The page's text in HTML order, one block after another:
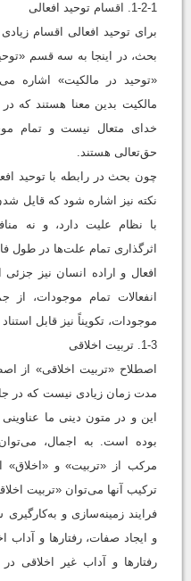
1-2-1. اقسام توحید افعالی
برای توحید افعالی اقسام
بحث، در اینجا به سه قسم
«توحید در مالکیت» اشاره
مالکیت بدین معنا هستند که
خدای متعال نیست و تمام
حق‌تعالی هستند.
چون بحث در رابطه با توحید
نکته نیز اشاره شود که قایل
با نظام علیت دارد، و نه
اثرگذاری تمام علت‌ها در طول
افعال و اراده انسان نیز
انفعالات تمام موجودات،
موجودات، تکویناً نیز قابل
1-3. تربیت اخلاقی
اصطلاح «تربیت اخلاقی» از
مدت زمان زیادی نیست که در
این و در متون دینی ما
بوده است. به اجمال،
مرکب از «تربیت» و
ترکیب آنها می‌توان «تربیت
فرایند زمینه‌سازی و
و ایجاد صفات، رفتارها و آداب
رفتارها و آداب غیر اخلاقی